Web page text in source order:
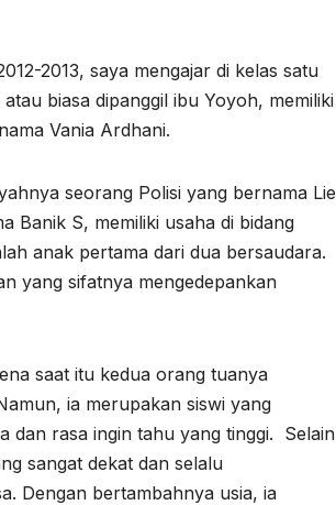
2013, saya mengajar di kelas satu
biasa dipanggil ibu Yoyoh, memiliki
Vania Ardhani.
seorang Polisi yang bernama Lie
Banik S, memiliki usaha di bidang
anak pertama dari dua bersaudara.
yang sifatnya mengedepankan
saat itu kedua orang tuanya
ia merupakan siswi yang
dan rasa ingin tahu yang tinggi. Selain
sangat dekat dan selalu
Dengan bertambahnya usia, ia